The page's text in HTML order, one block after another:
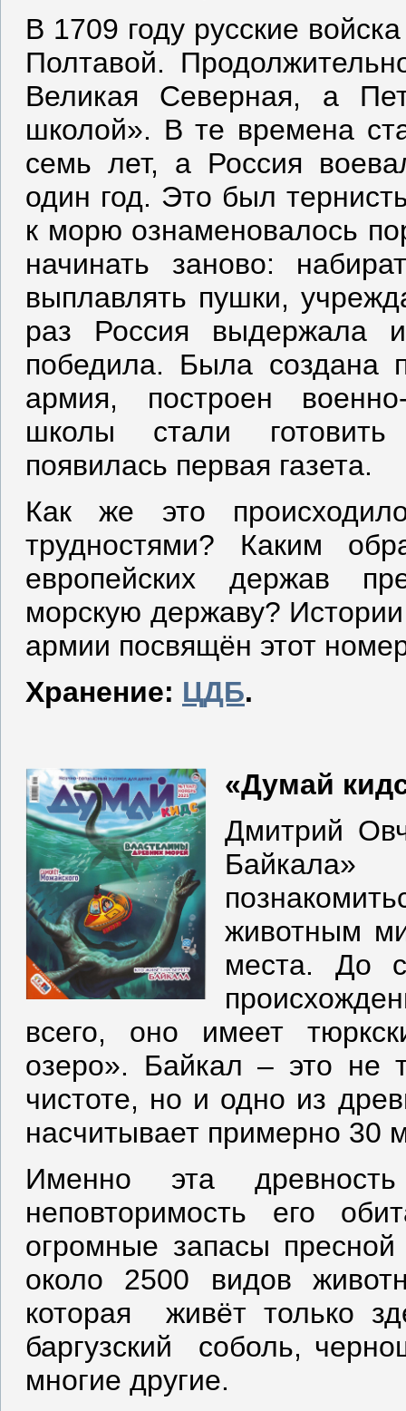
В 1709 году русские
Полтавой.
Великая Северная, а
школой». В те времена
семь лет, а Россия
один год. Это был
к морю ознаменовалось
начинать заново:
выплавлять пушки,
раз Россия выдержала
победила. Была создана
армия, построен
школы стали готовить
появилась первая газета.
Как же это
трудностями? Каким
европейских держав
морскую державу?
армии посвящён этот
Хранение: ЦДБ.
«Думай
Дмитрий
животным
места. До
всего, оно имеет
озеро». Байкал – это не
чистоте, но и одно из
насчитывает примерно 30
Именно эта
неповторимость его
огромные запасы
около 2500 видов
которая живёт только
баргузский соболь,
многие другие.